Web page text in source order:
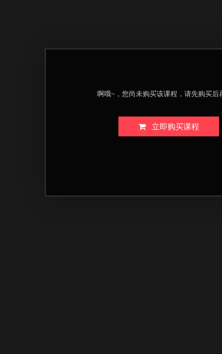
啊哦~，您尚未购买该课程，请先购买后
立即购买课程